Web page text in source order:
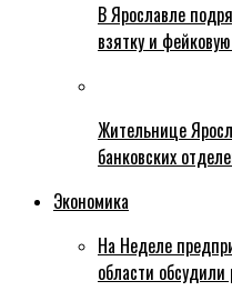
В Ярославле
взятку и
Жительнице
банковских
Экономика
На Неделе
области